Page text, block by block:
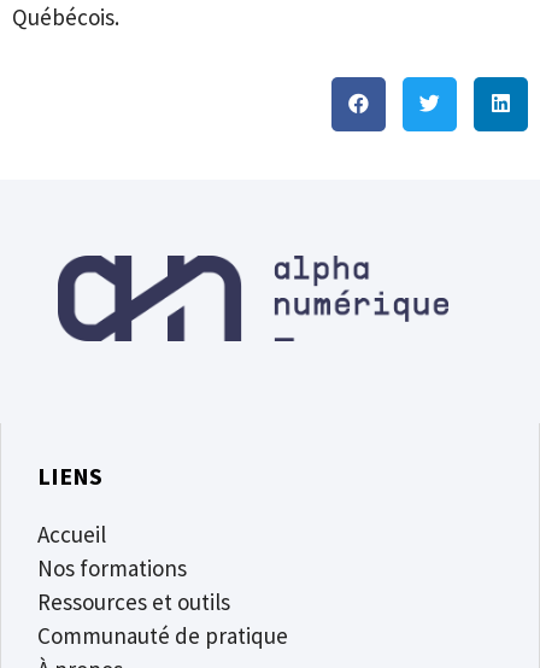
Québécois.
LIENS
Accueil
Nos formations
Ressources et outils
Communauté de pratique